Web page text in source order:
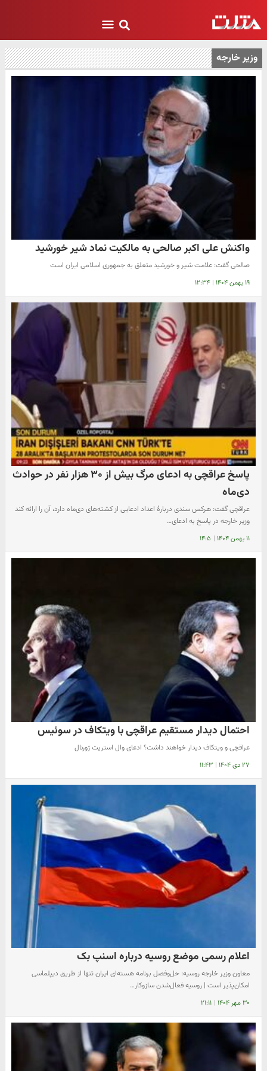
وزیر خارجه
واکنش علی اکبر صالحی به مالکیت نماد شیر خورشید
صالحی گفت: علامت شیر و خورشید متعلق به جمهوری اسلامی ایران است
۱۹ بهمن ۱۴۰۴ | ۱۲:۳۴
پاسخ عراقچی به ادعای مرگ بیش از ۳۰ هزار نفر در حوادث
دی‌ماه
عراقچی گفت: هرکس سندی دربارهٔ اعداد ادعایی از کشته‌های دی‌ماه دارد، آن را ارائه کند
وزیر خارجه در پاسخ به ادعای…
۱۱ بهمن ۱۴۰۴ | ۱۴:۵
احتمال دیدار مستقیم عراقچی با ویتکاف در سوئیس
عراقچی و ویتکاف دیدار خواهند داشت؟ ادعای وال استریت ژورنال
۲۷ دی ۱۴۰۴ | ۱۱:۴۳
اعلام رسمی موضع روسیه درباره اسنپ بک
معاون وزیر خارجه روسیه: حل‌وفصل برنامه هسته‌ای ایران تنها از طریق دیپلماسی
امکان‌پذیر است | روسیه فعال‌شدن سازوکار…
۳۰ مهر ۱۴۰۴ | ۲۱:۱۱